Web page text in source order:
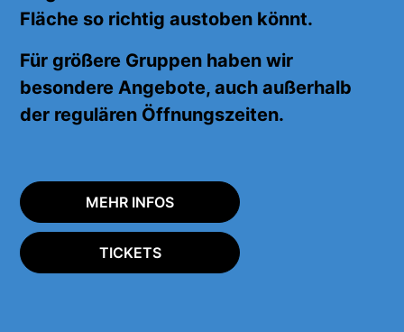
Fläche so richtigaustoben könnt.
Für größere Gruppen haben wir
besondere Angebote, auch außerhalb
der regulären Öffnungszeiten.
MEHR INFOS
TICKETS